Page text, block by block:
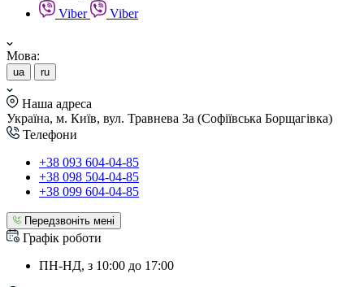
Viber
Viber
Мова:
ua ru
Наша адреса
Україна, м. Київ, вул. Травнева 3а (Софіївська Борщагівка)
Телефони
+38 093 604-04-85
+38 098 504-04-85
+38 099 604-04-85
Передзвоніть мені
Графік роботи
ПН-НД, з 10:00 до 17:00